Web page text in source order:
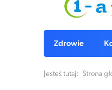
Zdrowie
Jesteś tutaj: Strona